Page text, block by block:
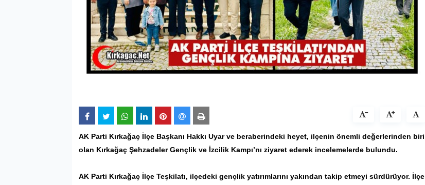
AK Parti Kırkağaç İlçe Başkanı Hakkı Uyar ve beraberindeki heyet, ilçenin önemli değerlerinden biri
olan Kırkağaç Şehzadeler Gençlik ve İzcilik Kampı’nı ziyaret ederek incelemelerde bulundu.
AK Parti Kırkağaç İlçe Teşkilatı, ilçedeki gençlik yatırımlarını yakından takip etmeyi sürdürüyor. İlçe